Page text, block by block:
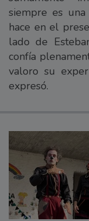
siempre es
hace en el
lado de
confía
valoro su
expresó.